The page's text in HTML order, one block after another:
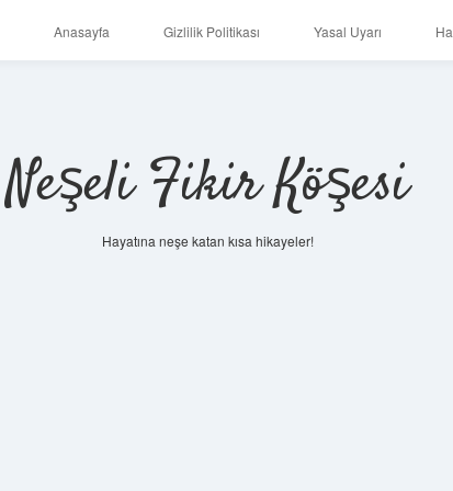
Anasayfa Gizlilik Politikası Yasal Uyarı
Neşeli Fikir Köşesi
Hayatına neşe katan kısa hikayeler!